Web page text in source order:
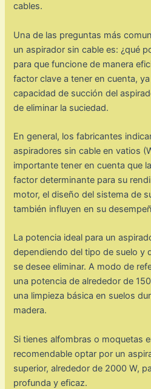
cables.
Una de las preguntas más
un aspirador sin cable es: ¿qué
para que funcione de manera
factor clave a tener en cuenta,
capacidad de succión del
de eliminar la suciedad.
En general, los fabricantes
aspiradores sin cable en vatios
importante tener en cuenta que
factor determinante para su
motor, el diseño del sistema de
también influyen en su
La potencia ideal para un
dependiendo del tipo de suelo y
se desee eliminar. A modo de
una potencia de alrededor de
una limpieza básica en suelos
madera.
Si tienes alfombras o moquetas
recomendable optar por un
superior, alrededor de 2000 W,
profunda y eficaz.